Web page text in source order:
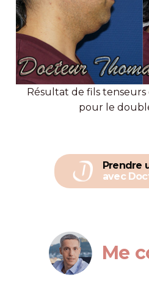
Résultat de fils
pour le
Prendre
avec
Me